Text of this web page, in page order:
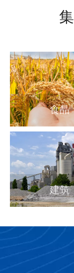
食品
建筑